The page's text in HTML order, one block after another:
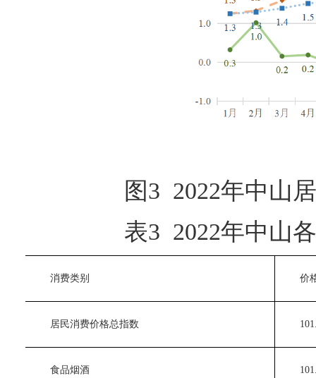
图3 2022年中山居
表3 2022年中山各
消费类别 价格
居民消费价格总指数
食品烟酒